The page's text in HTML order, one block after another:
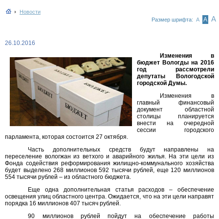
Новости
Размер шрифта: А А А
26.10.2016
Изменения в
бюджет Вологды на 2016
год рассмотрели
депутаты Вологодской
городской Думы.
Изменения в
главный финансовый
документ областной
столицы планируется
внести на очередной
сессии городского
парламента, которая состоится 27 октября.
Часть дополнительных средств будут направлены на
переселение вологжан из ветхого и аварийного жилья. На эти цели из
Фонда содействия реформирования жилищно-коммунального хозяйства
будет выделено 268 миллионов 592 тысячи рублей, еще 120 миллионов
554 тысячи рублей – из областного бюджета.
Еще одна дополнительная статья расходов – обеспечение
освещения улиц областного центра. Ожидается, что на эти цели направят
порядка 16 миллионов 407 тысяч рублей.
90 миллионов рублей пойдут на обеспечение работы